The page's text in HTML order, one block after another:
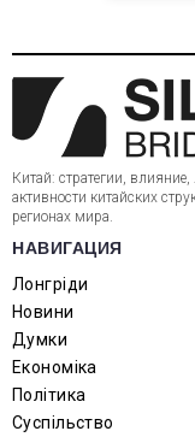
Китай: стратегии,
активности китайских
регионах мира.
НАВИГАЦИЯ
Лонгріди
Новини
Думки
Економіка
Політика
Суспільство